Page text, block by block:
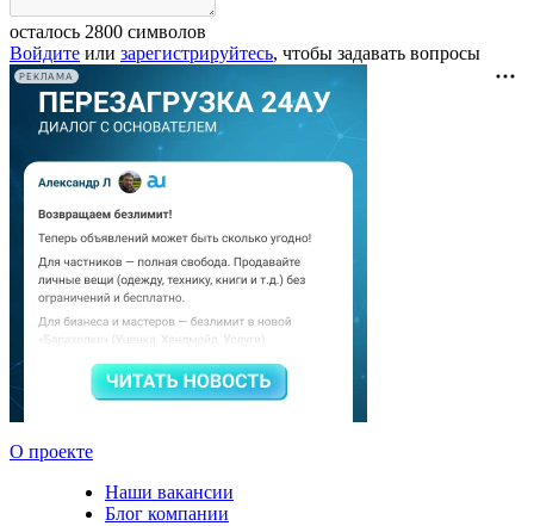
осталось 2800 символов
Войдите или зарегистрируйтесь, чтобы задавать вопросы
РЕКЛАМА
О проекте
Наши вакансии
Блог компании